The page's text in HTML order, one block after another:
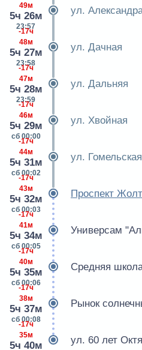
49м
5ч 26м
23:57
ул.
-17ч
48м
5ч 27м
23:58
ул. Дачная
-17ч
47м
5ч 28м
23:59
ул. Дальняя
-17ч
46м
5ч 29м
сб 00:00
ул. Хвойная
-17ч
44м
5ч 31м
сб 00:02
ул. Гомельская
-17ч
43м
5ч 32м
сб 00:03
Проспект
-17ч
41м
5ч 34м
сб 00:05
Универсам
-17ч
40м
5ч 35м
сб 00:06
Средняя
-17ч
38м
5ч 37м
сб 00:08
Рынок
-17ч
35м
5ч 40м ул. 60 лет